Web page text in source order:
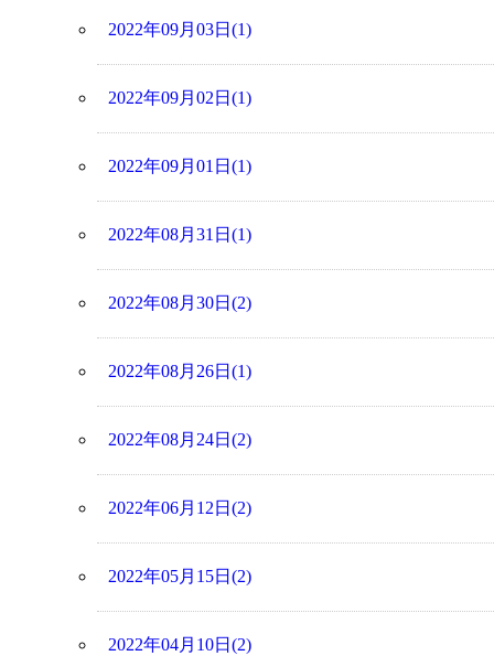
2022年09月03日(1)
2022年09月02日(1)
2022年09月01日(1)
2022年08月31日(1)
2022年08月30日(2)
2022年08月26日(1)
2022年08月24日(2)
2022年06月12日(2)
2022年05月15日(2)
2022年04月10日(2)